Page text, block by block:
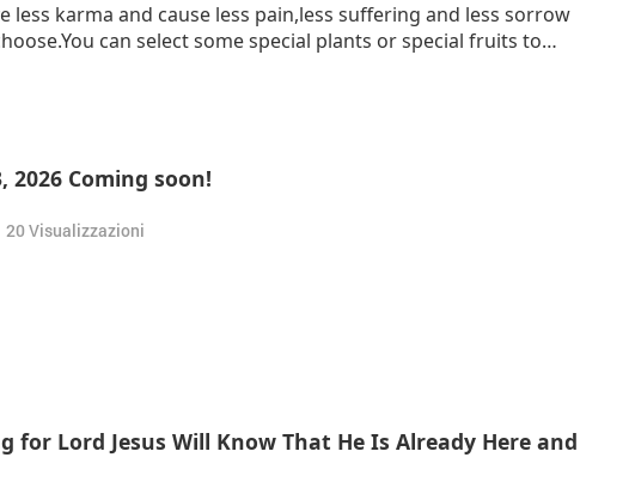
less karma and cause less pain,less suffering and less sorrow
can select some special plants or special fruits to
2026 Coming soon!
20Visualizzazioni
for Lord Jesus Will Know That He Is Already Here and